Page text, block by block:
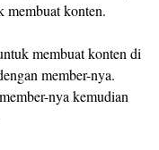
membuat konten.
membuat konten di
member-nya.
nya kemudian